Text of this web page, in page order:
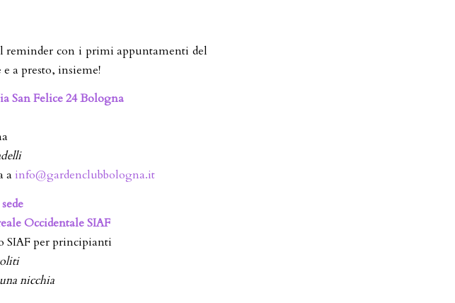
con i primi appuntamenti del
a presto, insieme!
San Felice 24 Bologna
a info@gardenclubbologna.it
Occidentale SIAF
SIAF per principianti
nicchia